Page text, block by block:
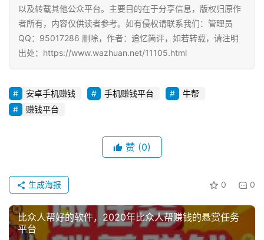
以及转载其他公众平台。主要目的在于分享信息，版权归原作
者所有，内容仅供读者参考。如有侵权请联系我们：管理员
QQ：95017286 删除，作者：追忆简评，如若转载，请注明
出处：https://www.wazhuan.net/11105.html
安卓手机赚钱 手机赚钱平台
牛帮
赚钱平台
赞 (0)
0 0
生成海报
比众人帮好的软件，2020年比众人帮赚钱的悬赏任务
平台